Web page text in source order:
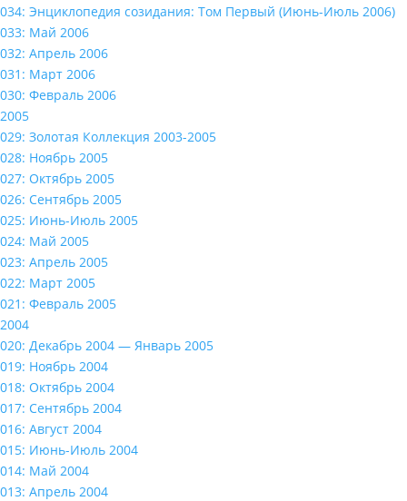
034: Энциклопедия созидания: Том Первый (Июнь-Июль 2006)
033: Май 2006
032: Апрель 2006
031: Март 2006
030: Февраль 2006
2005
029: Золотая Коллекция 2003-2005
028: Ноябрь 2005
027: Октябрь 2005
026: Сентябрь 2005
025: Июнь-Июль 2005
024: Май 2005
023: Апрель 2005
022: Март 2005
021: Февраль 2005
2004
020: Декабрь 2004 — Январь 2005
019: Ноябрь 2004
018: Октябрь 2004
017: Сентябрь 2004
016: Август 2004
015: Июнь-Июль 2004
014: Май 2004
013: Апрель 2004